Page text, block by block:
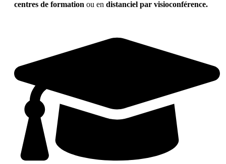
centres de formation ou en distanciel par visioconférence.